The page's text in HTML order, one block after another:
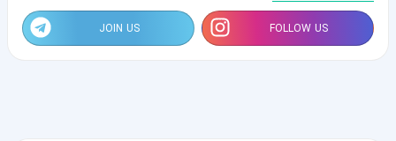
FOLLOW US
JOIN US